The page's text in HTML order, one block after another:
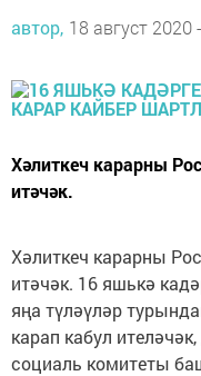
автор, 18 август 2020
Хәлиткеч карарны
итәчәк.
Хәлиткеч карарны
итәчәк. 16 яшькә
яңа түләүләр
карап кабул
социаль комитеты